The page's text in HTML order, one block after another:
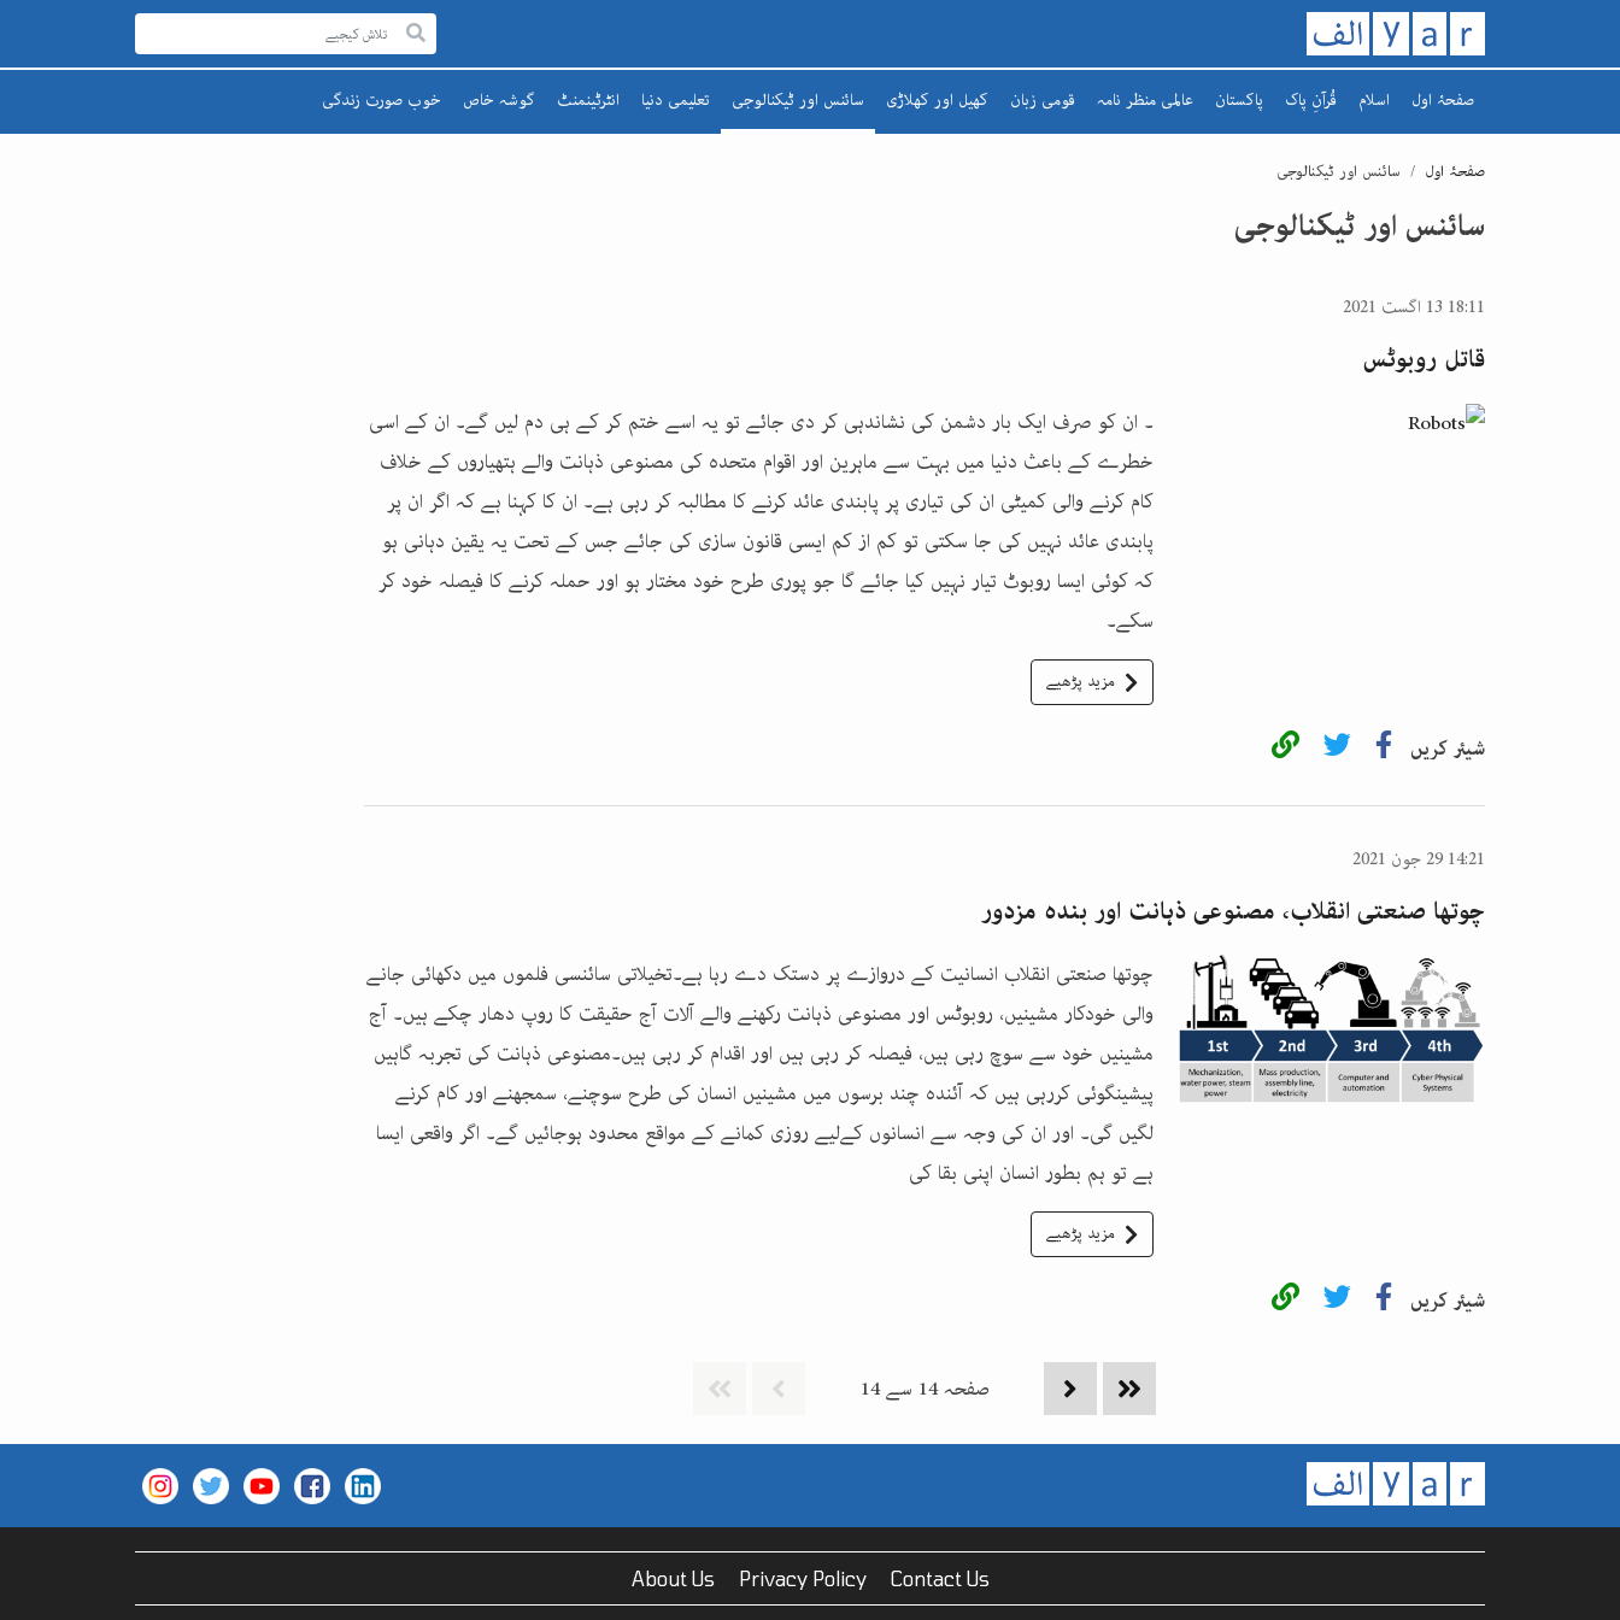
صفحۂ اول اسلام
تاریخ اسلام
رمضان کریم
قُرآنِ پاک
سورہ
سپارہ
پاکستان عالمی منظر نامہ قومی زبان
تذکرہ
کھیل اور کھلاڑی سائنس اور ٹیکنالوجی تعلیمی دنیا انٹرٹینمنٹ گوشہ خاص خوب صورت زندگی
صفحۂ اول سائنس اور ٹیکنالوجی
سائنس اور ٹیکنالوجی
18:11 13 اگست 2021
قاتل روبوٹس
۔ ان کو صرف ایک بار دشمن کی نشاندہی کر دی جائے تو یہ اسے ختم کر کے ہی دم لیں گے۔ ان کے اسی
خطرے کے باعث دنیا میں بہت سے ماہرین اور اقوام متحدہ کی مصنوعی ذہانت والے ہتھیاروں کے خلاف
کام کرنے والی کمیٹی ان کی تیاری پر پابندی عائد کرنے کا مطالبہ کر رہی ہے۔ ان کا کہنا ہے کہ اگر ان پر
پابندی عائد نہیں کی جا سکتی تو کم از کم ایسی قانون سازی کی جائے جس کے تحت یہ یقین دہانی ہو
کہ کوئی ایسا روبوٹ تیار نہیں کیا جائے گا جو پوری طرح خود مختار ہو اور حملہ کرنے کا فیصلہ خود کر
سکے۔
مزید پڑھیے
شیئر کریں
14:21 29 جون 2021
چوتھا صنعتی انقلاب، مصنوعی ذہانت اور بندہ مزدور
چوتھا صنعتی انقلاب انسانیت کے دروازے پر دستک دے رہا ہے۔تخیلاتی سائنسی فلموں میں دکھائی جانے
والی خودکار مشینیں، روبوٹس اور مصنوعی ذہانت رکھنے والے آلات آج حقیقت کا روپ دھار چکے ہیں۔ آج
مشینیں خود سے سوچ رہی ہیں، فیصلہ کر رہی ہیں اور اقدام کر رہی ہیں۔مصنوعی ذہانت کی تجربہ گاہیں
پیشینگوئی کررہی ہیں کہ آئندہ چند برسوں میں مشینیں انسان کی طرح سوچنے، سمجھنے اور کام کرنے
لگیں گی۔ اور ان کی وجہ سے انسانوں کےلیے روزی کمانے کے مواقع محدود ہوجائیں گے۔ اگر واقعی ایسا
ہے تو ہم بطور انسان اپنی بقا کی
مزید پڑھیے
شیئر کریں
صفحہ14 سے 14
About Us Privacy Policy Contact Us